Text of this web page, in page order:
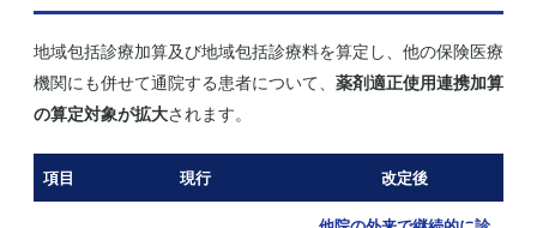
地域包括診療加算及び地域包括診療料を算定し、他の保険医療
機関にも併せて通院する患者について、 薬剤適正使用連携加算
の算定対象が拡大されます。
項目 現行 改定後